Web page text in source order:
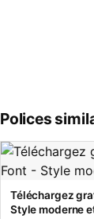
Polices
Téléchargez
Style moderne